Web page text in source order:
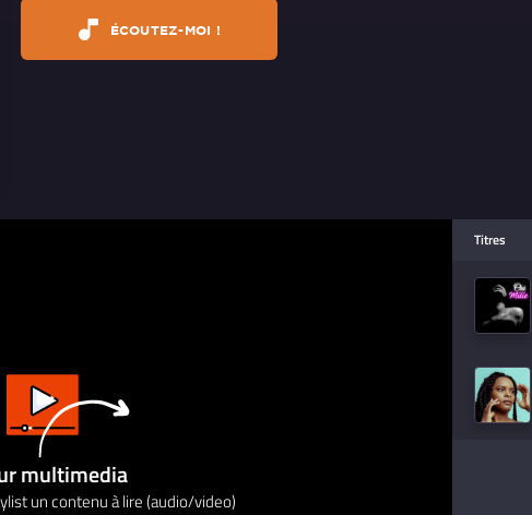
ÉCOUTEZ-MOI !
multimedia
un contenu à lire (audio/video)
Titres